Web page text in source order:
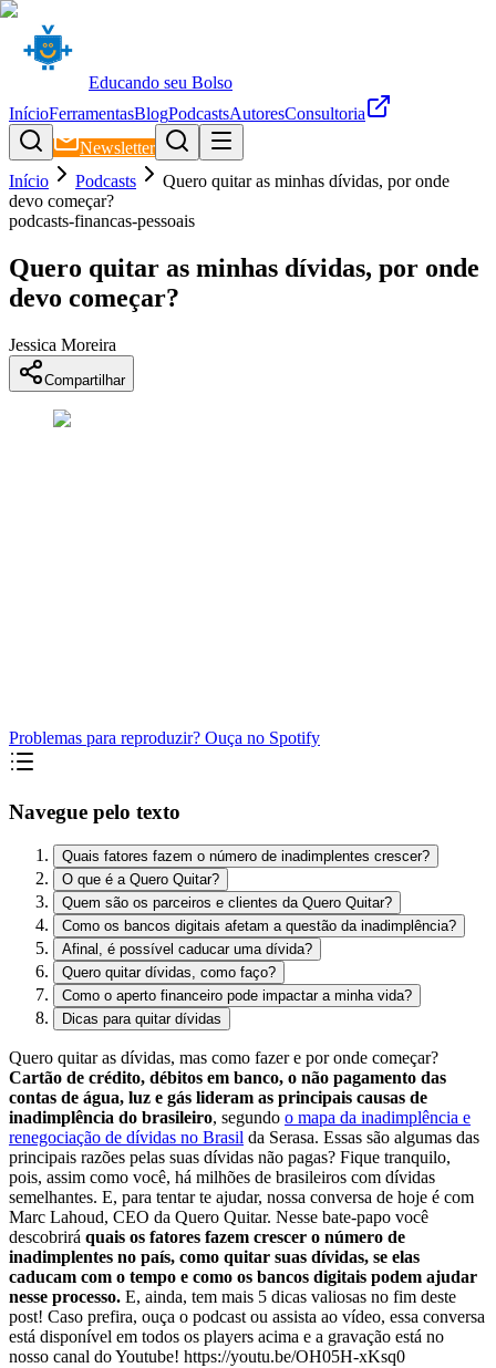
Educando seu Bolso
InícioFerramentasBlogPodcastsAutoresConsultoria
Newsletter
Início
Podcasts
Quero quitar as minhas dívidas, por onde
devo começar?
podcasts-financas-pessoais
Quero quitar as minhas dívidas, por onde
devo começar?
Jessica Moreira
Compartilhar
Problemas para reproduzir? Ouça no Spotify
Navegue pelo texto
Quais fatores fazem o número de inadimplentes crescer?
O que é a Quero Quitar?
Quem são os parceiros e clientes da Quero Quitar?
Como os bancos digitais afetam a questão da inadimplência?
Afinal, é possível caducar uma dívida?
Quero quitar dívidas, como faço?
Como o aperto financeiro pode impactar a minha vida?
Dicas para quitar dívidas
Quero quitar as dívidas, mas como fazer e por onde começar?
Cartão de crédito, débitos em banco, o não pagamento das
contas de água, luz e gás lideram as principais causas de
inadimplência do brasileiro, segundo o mapa da inadimplência e
renegociação de dívidas no Brasil da Serasa. Essas são algumas das
principais razões pelas suas dívidas não pagas? Fique tranquilo,
pois, assim como você, há milhões de brasileiros com dívidas
semelhantes. E, para tentar te ajudar, nossa conversa de hoje é com
Marc Lahoud, CEO da Quero Quitar. Nesse bate-papo você
descobrirá quais os fatores fazem crescer o número de
inadimplentes no país, como quitar suas dívidas, se elas
caducam com o tempo e como os bancos digitais podem ajudar
nesse processo. E, ainda, tem mais 5 dicas valiosas no fim deste
post! Caso prefira, ouça o podcast ou assista ao vídeo, essa conversa
está disponível em todos os players acima e a gravação está no
nosso canal do Youtube! https://youtu.be/OH05H-xKsq0